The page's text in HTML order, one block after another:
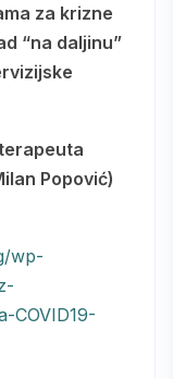
za krizne
“na daljinu”
Popović)
COVID19-